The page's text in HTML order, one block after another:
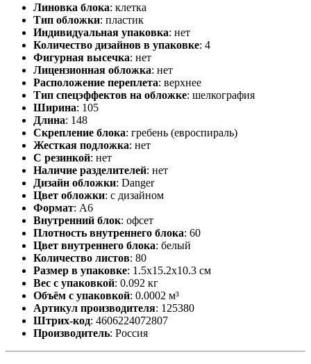
Линовка блока: клетка
Тип обложки: пластик
Индивидуальная упаковка: нет
Количество дизайнов в упаковке: 4
Фигурная высечка: нет
Лицензионная обложка: нет
Расположение переплета: верхнее
Тип спецэффектов на обложке: шелкография
Ширина: 105
Длина: 148
Скрепление блока: гребень (евроспираль)
Жесткая подложка: нет
С резинкой: нет
Наличие разделителей: нет
Дизайн обложки: Danger
Цвет обложки: с дизайном
Формат: А6
Внутренний блок: офсет
Плотность внутреннего блока: 60
Цвет внутреннего блока: белый
Количество листов: 80
Размер в упаковке: 1.5x15.2x10.3 см
Вес с упаковкой: 0.092 кг
Объём с упаковкой: 0.0002 м³
Артикул производителя: 125380
Штрих-код: 4606224072807
Производитель: Россия